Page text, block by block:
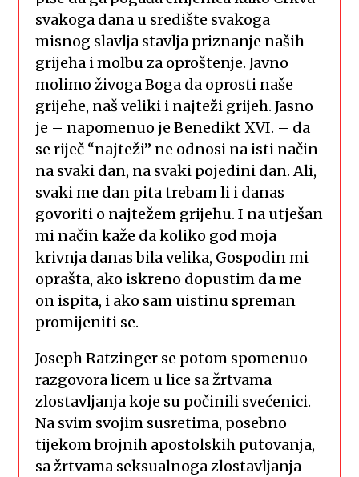
svakoga dana u središte svakoga
misnog slavlja stavlja priznanje naših
grijeha i molbu za oproštenje. Javno
molimo živoga Boga da oprosti naše
grijehe, naš veliki i najteži grijeh. Jasno
je – napomenuo je Benedikt XVI. – da
se riječ “najteži” ne odnosi na isti način
na svaki dan, na svaki pojedini dan. Ali,
svaki me dan pita trebam li i danas
govoriti o najtežem grijehu. I na utješan
mi način kaže da koliko god moja
krivnja danas bila velika, Gospodin mi
oprašta, ako iskreno dopustim da me
on ispita, i ako sam uistinu spreman
promijeniti se.
Joseph Ratzinger se potom spomenuo
razgovora licem u lice sa žrtvama
zlostavljanja koje su počinili svećenici.
Na svim svojim susretima, posebno
tijekom brojnih apostolskih putovanja,
sa žrtvama seksualnoga zlostavljanja